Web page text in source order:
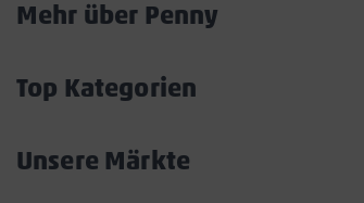
Mehr über Penny
Top Kategorien
Unsere Märkte